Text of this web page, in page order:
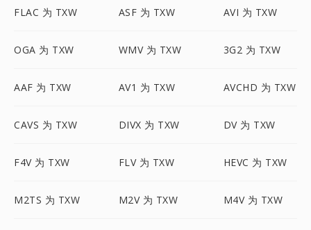
FLAC 为 TXW ASF 为 TXW AVI 为 TXW
OGA 为 TXW WMV 为 TXW 3G2 为 TXW
AAF 为 TXW AV1 为 TXW AVCHD 为 TXW
CAVS 为 TXW DIVX 为 TXW DV 为 TXW
F4V 为 TXW FLV 为 TXW HEVC 为 TXW
M2TS 为 TXW M2V 为 TXW M4V 为 TXW